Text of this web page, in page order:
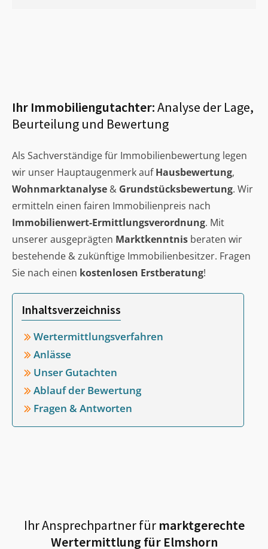
Ihr Immobiliengutachter:Analyse der Lage,
Beurteilung und Bewertung
Als Sachverständige für Immobilienbewertung legen
wir unser Hauptaugenmerk aufHausbewertung,
Wohnmarktanalyse & Grundstücksbewertung. Wir
ermitteln einen fairen Immobilienpreis nach
Immobilienwert-Ermittlungsverordnung. Mit
unserer ausgeprägten Marktkenntnis beraten wir
bestehende & zukünftige Immobilienbesitzer. Fragen
Sie nach einen kostenlosen Erstberatung!
Inhaltsverzeichniss
Wertermittlungsverfahren
Anlässe
Unser Gutachten
Ablauf der Bewertung
Fragen & Antworten
Ihr Ansprechpartner fürmarktgerechte
Wertermittlung für Elmshorn